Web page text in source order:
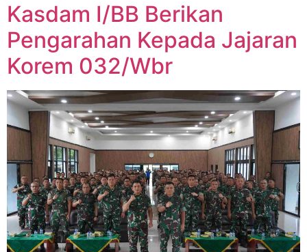
Kasdam I/BB Berikan
Pengarahan Kepada Jajaran
Korem 032/Wbr